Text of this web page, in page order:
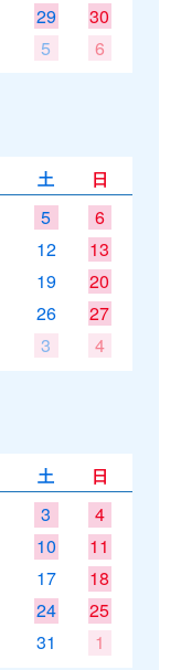
29
30
5 6
土 日
5
6
12
13
19
20
26
27
3 4
土 日
3
4
10
11
17
18
24
25
31 1